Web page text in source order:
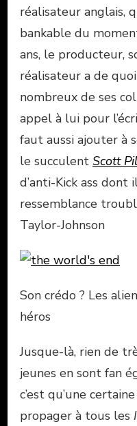
réalisateur anglais,
bankable du
ans, le producteur,
réalisateur a de
nombreux de ses
appel à lui pour
faut aussi ajouter à
le succulent Scott
d’anti-Kick ass dont
ressemblance
Taylor-Johnson
Son crédo ? Les
héros
Jusque-là, rien de
jeunes en sont fan
c’est qu’une
propager à tous les